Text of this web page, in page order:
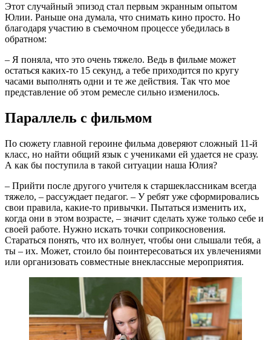
Этот случайный эпизод стал первым экранным опытом
Юлии. Раньше она думала, что снимать кино просто. Но
благодаря участию в съемочном процессе убедилась в
обратном:
– Я поняла, что это очень тяжело. Ведь в фильме может
остаться каких-то 15 секунд, а тебе приходится по кругу
часами выполнять одни и те же действия. Так что мое
представление об этом ремесле сильно изменилось.
Параллель с фильмом
По сюжету главной героине фильма доверяют сложный 11-й
класс, но найти общий язык с учениками ей удается не сразу.
А как бы поступила в такой ситуации наша Юлия?
– Прийти после другого учителя к старшеклассникам всегда
тяжело, – рассуждает педагог. – У ребят уже сформировались
свои правила, какие-то привычки. Пытаться изменить их,
когда они в этом возрасте, – значит сделать хуже только себе и
своей работе. Нужно искать точки соприкосновения.
Стараться понять, что их волнует, чтобы они слышали тебя, а
ты – их. Может, стоило бы поинтересоваться их увлечениями
или организовать совместные внеклассные мероприятия.